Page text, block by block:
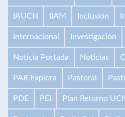
IAUCN IIAM Inclusión
Internacional Investigación
Noticia Portada Noticias
PAR Explora Pastoral
PDE PEI Plan Retorno